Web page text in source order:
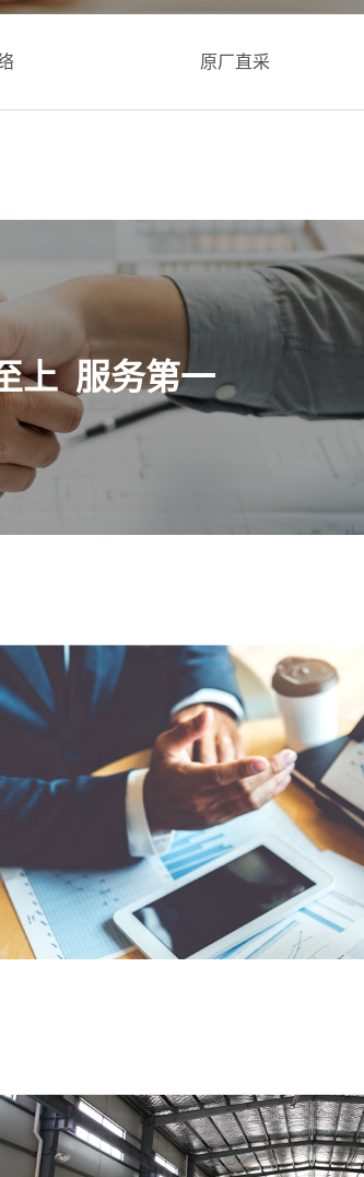
原厂直采
上 服务第一